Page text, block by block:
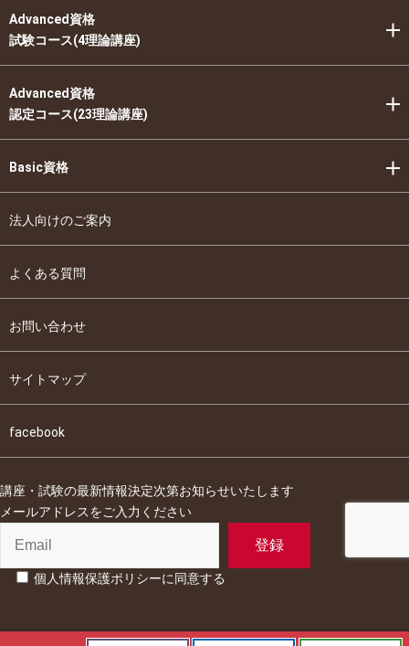
Advanced資格
試験コース(4理論講座)
Advanced資格
認定コース(23理論講座)
Basic資格
法人向けのご案内
よくある質問
お問い合わせ
サイトマップ
facebook
講座・試験の最新情報決定次第お知らせいたします
メールアドレスをご入力ください
個人情報保護ポリシーに同意する